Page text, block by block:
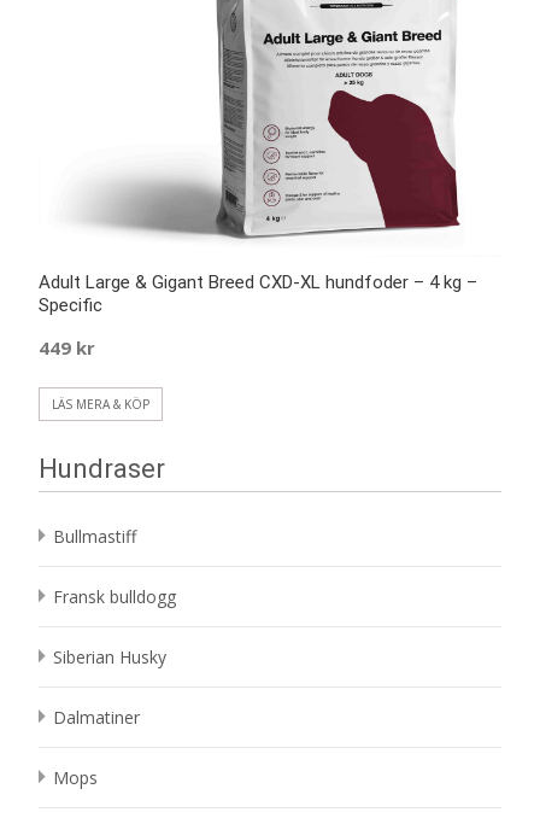
Adult Large & Gigant Breed CXD-XL hundfoder – 4 kg –
Specific
449 kr
LÄS MERA & KÖP
Hundraser
Bullmastiff
Fransk bulldogg
Siberian Husky
Dalmatiner
Mops